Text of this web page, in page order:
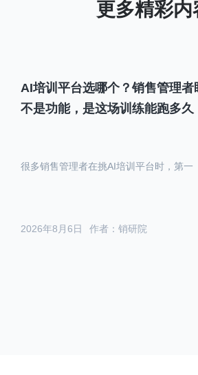
AI培训平台选哪个？销售管理者
不是功能，是这场训练能跑多久
作者：销研院
2026年8月6日
很多销售管理者在挑AI培训平台时，第一